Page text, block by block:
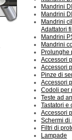
Mandrini
Mandrini
Mandrini
Adattatori
Mandrini
Mandrini
Prolunghe
Accessori
Accessori
Pinze di
Accessori
Codoli per
Teste ad
Tastatori e
Accessori
Schermi di
Filtri di
Lampade